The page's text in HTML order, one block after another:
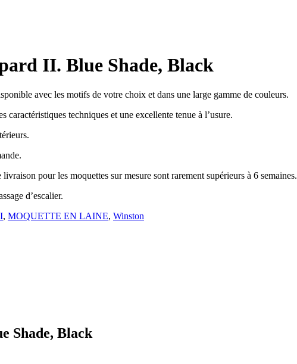
II. Blue Shade, Black
avec les motifs de votre choix et dans une large gamme de couleurs.
techniques et une excellente tenue à l’usure.
pour les moquettes sur mesure sont rarement supérieurs à 6 semaines.
d’escalier.
, MOQUETTE EN LAINE, Winston
Shade, Black